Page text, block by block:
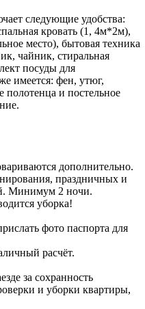
следующие удобства:
кровать (1, 4м*2м),
место), бытовая техника
чайник, стиральная
посуды для
имеется: фен, утюг,
полотенца и постельное
дополнительно.
праздничных и
Минимум 2 ночи.
уборка!
фото паспорта для
расчёт.
за сохранность
и уборки квартиры,